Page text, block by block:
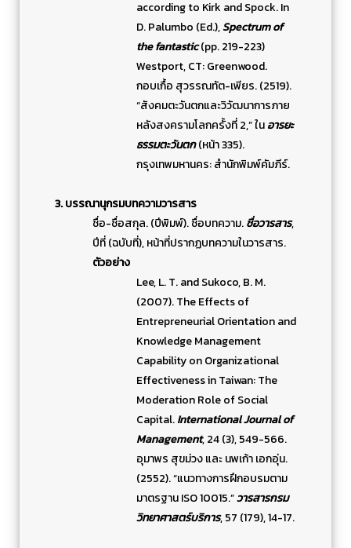
according to Kirk and Spock. In
D. Palumbo (Ed.),Spectrum of
the fantastic(pp. 219-223)
Westport, CT: Greenwood.
กอบเกื้อ สุวรรณทัต-เพียร. (2519).
“สังคมตะวันตกและวิวัฒนาการภาย
หลังสงครามโลกครั้งที่ 2,” ในอารยะ
ธรรมตะวันตก(หน้า 335).
กรุงเทพมหานคร: สำนักพิมพ์คัมภีร์.
3. บรรณานุกรมบทความวารสาร
ชื่อ-ชื่อสกุล. (ปีพิมพ์). ชื่อบทความ.ชื่อวารสาร,
ปีที่ (ฉบับที่), หน้าที่ปรากฏบทความในวารสาร.
ตัวอย่าง
Lee, L. T. and Sukoco, B. M.
(2007). The Effects of
Entrepreneurial Orientation and
Knowledge Management
Capability on Organizational
Effectiveness in Taiwan: The
Moderation Role of Social
Capital.International Journal of
Management, 24 (3), 549-566.
อุมาพร สุขม่วง และ นพเก้า เอกอุ่น.
(2552). “แนวทางการฝึกอบรมตาม
มาตรฐาน ISO 10015.”วารสารกรม
วิทยาศาสตร์บริการ, 57 (179), 14-17.